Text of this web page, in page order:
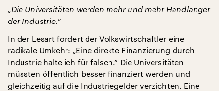
„Die Universitäten werden mehr und mehr Handlanger
der Industrie.“
In der Lesart fordert der Volkswirtschaftler eine
radikale Umkehr: „Eine direkte Finanzierung durch
Industrie halte ich für falsch.“ Die Universitäten
müssten öffentlich besser finanziert werden und
gleichzeitig auf die Industriegelder verzichten. Eine